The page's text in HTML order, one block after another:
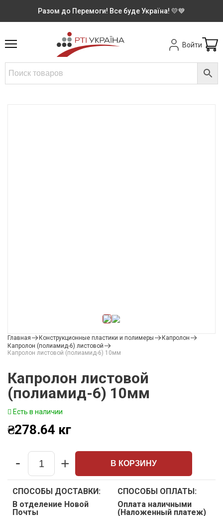
Разом до Перемоги! Все буде Україна! 💛💙
Войти
Главная Конструкционные пластики и полимеры
Капролон
Капролон (полиамид-6) листовой
Капролон листовой (полиамид-6) 10мм
Капролон листовой
(полиамид-6) 10мм
Есть в наличии
₴278.64 кг
Quantity
- + В КОРЗИНУ
СПОСОБЫ ДОСТАВКИ:
В отделение Новой
Почты
СПОСОБЫ ОПЛАТЫ:
Оплата наличными
(Наложенный платеж)